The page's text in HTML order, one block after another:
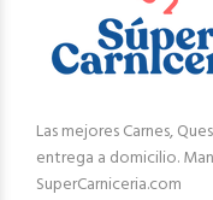
Las mejores Carnes,
entrega a domicilio.
SuperCarniceria.com